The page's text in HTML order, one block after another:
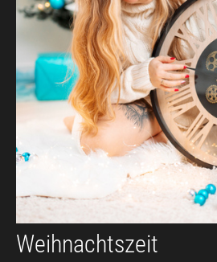
Weihnachtszeit